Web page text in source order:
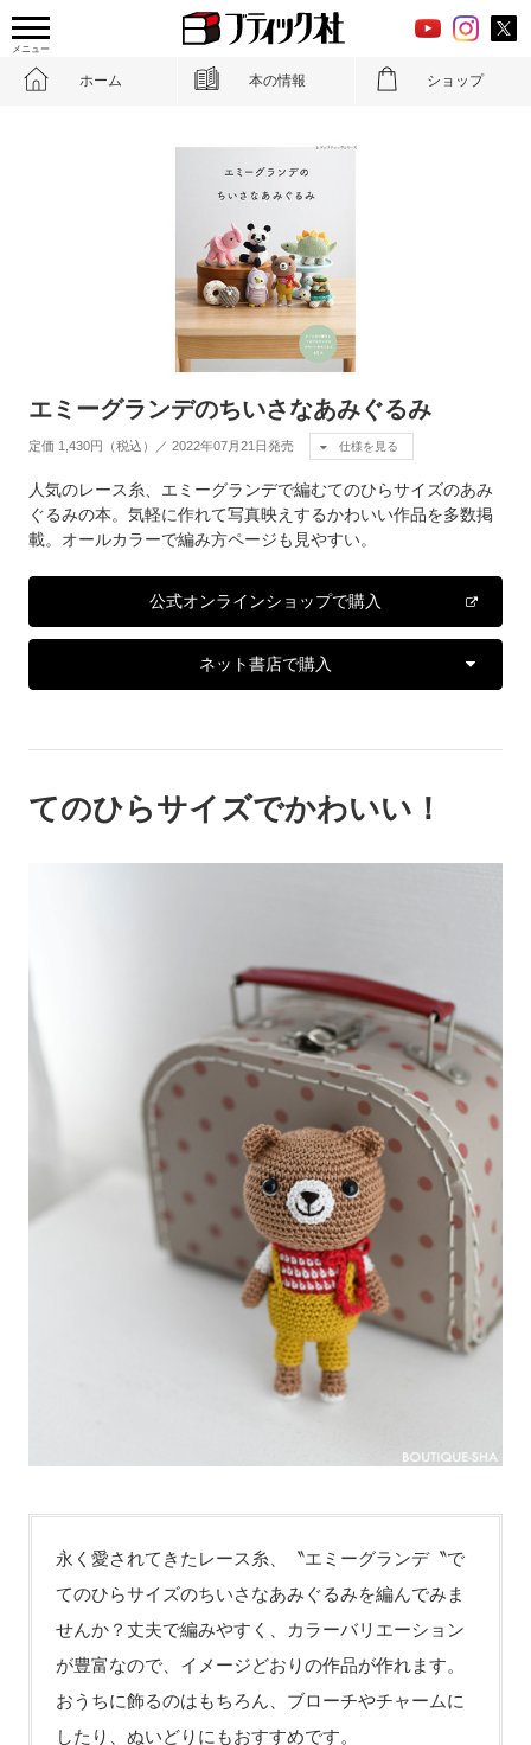
メニュー
ホーム 本の情報 ショップ
エミーグランデのちいさなあみぐるみ
定価 1,430円（税込）／ 2022年07月21日発売 仕様を見る
人気のレース糸、エミーグランデで編むてのひらサイズのあみ
ぐるみの本。気軽に作れて写真映えするかわいい作品を多数掲
載。オールカラーで編み方ページも見やすい。
公式オンラインショップで購入
ネット書店で購入
てのひらサイズでかわいい！
永く愛されてきたレース糸、〝エミーグランデ〝で
てのひらサイズのちいさなあみぐるみを編んでみま
せんか？丈夫で編みやすく、カラーバリエーション
が豊富なので、イメージどおりの作品が作れます。
おうちに飾るのはもちろん、ブローチやチャームに
したり、ぬいどりにもおすすめです。